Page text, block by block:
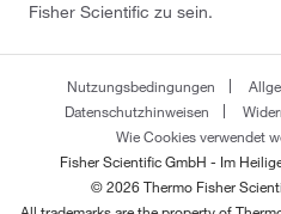
Fisher Scientific zu sein.
Nutzungsbedingungen
Datenschutzhinweisen
Wie Cookies verwendet
Fisher Scientific GmbH - Im
© 2026 Thermo Fisher